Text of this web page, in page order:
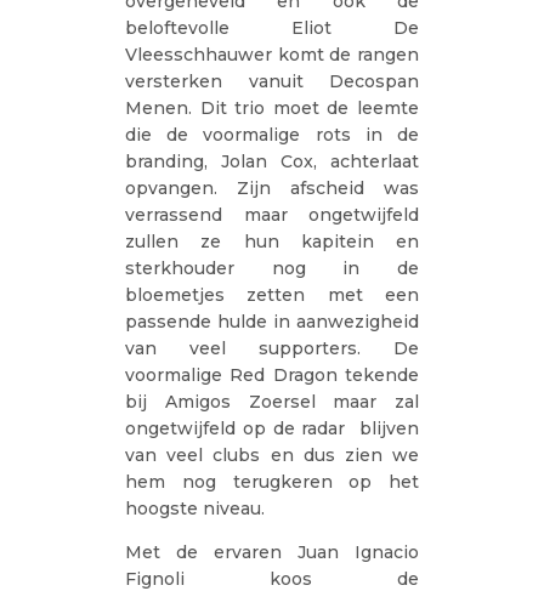
beloftevolle Eliot De
Vleesschhauwer komt de rangen
versterken vanuit Decospan
Menen. Dit trio moet de leemte
die de voormalige rots in de
branding, Jolan Cox, achterlaat
opvangen. Zijn afscheid was
verrassend maar ongetwijfeld
zullen ze hun kapitein en
sterkhouder nog in de
bloemetjes zetten met een
passende hulde in aanwezigheid
van veel supporters. De
voormalige Red Dragon tekende
bij Amigos Zoersel maar zal
ongetwijfeld op de radar blijven
van veel clubs en dus zien we
hem nog terugkeren op het
hoogste niveau.
Met de ervaren Juan Ignacio
Fignoli koos de